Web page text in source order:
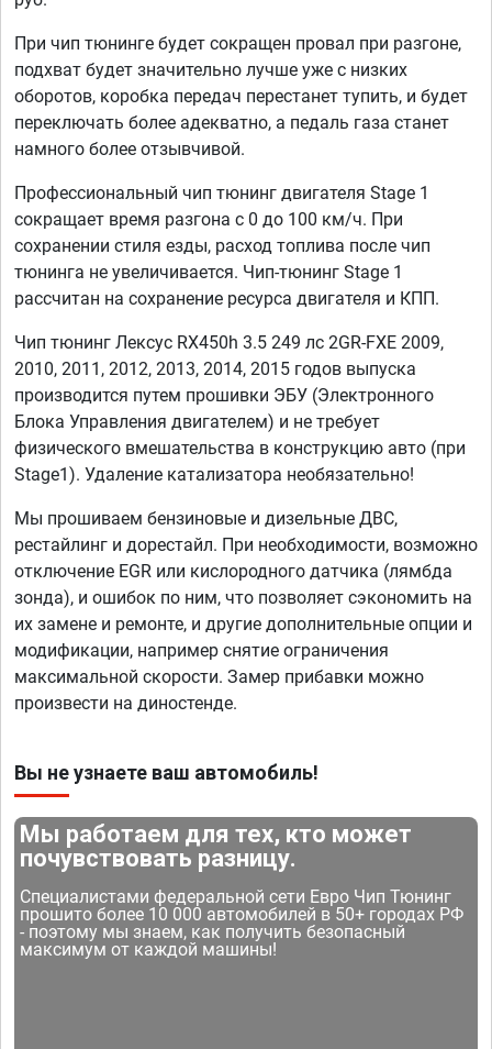
При чип тюнинге будет сокращен провал при разгоне,
подхват будет значительно лучше уже с низких
оборотов, коробка передач перестанет тупить, и будет
переключать более адекватно, а педаль газа станет
намного более отзывчивой.
Профессиональный чип тюнинг двигателя Stage 1
сокращает время разгона с 0 до 100 км/ч. При
сохранении стиля езды, расход топлива после чип
тюнинга не увеличивается. Чип-тюнинг Stage 1
рассчитан на сохранение ресурса двигателя и КПП.
Чип тюнинг Лексус RX450h 3.5 249 лс 2GR-FXE 2009,
2010, 2011, 2012, 2013, 2014, 2015 годов выпуска
производится путем прошивки ЭБУ (Электронного
Блока Управления двигателем) и не требует
физического вмешательства в конструкцию авто (при
Stage1). Удаление катализатора необязательно!
Мы прошиваем бензиновые и дизельные ДВС,
рестайлинг и дорестайл. При необходимости, возможно
отключение EGR или кислородного датчика (лямбда
зонда), и ошибок по ним, что позволяет сэкономить на
их замене и ремонте, и другие дополнительные опции и
модификации, например снятие ограничения
максимальной скорости. Замер прибавки можно
произвести на диностенде.
Вы не узнаете ваш автомобиль!
Мы работаем для тех, кто может
почувствовать разницу.
Специалистами федеральной сети Евро Чип Тюнинг
прошито более 10 000 автомобилей в 50+ городах РФ
- поэтому мы знаем, как получить безопасный
максимум от каждой машины!